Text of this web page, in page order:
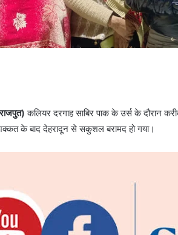
कलियर दरगाह साबिर पाक के उर्स के दौरान करीब
के बाद देहरादून से सकुशल बरामद हो गया।